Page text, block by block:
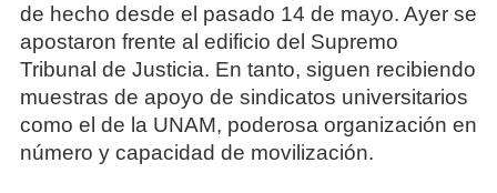
de hecho desde el pasado 14 de mayo. Ayer se
apostaron frente al edificio del Supremo
Tribunal de Justicia. En tanto, siguen recibiendo
muestras de apoyo de sindicatos universitarios
como el de la UNAM, poderosa organización en
número y capacidad de movilización.